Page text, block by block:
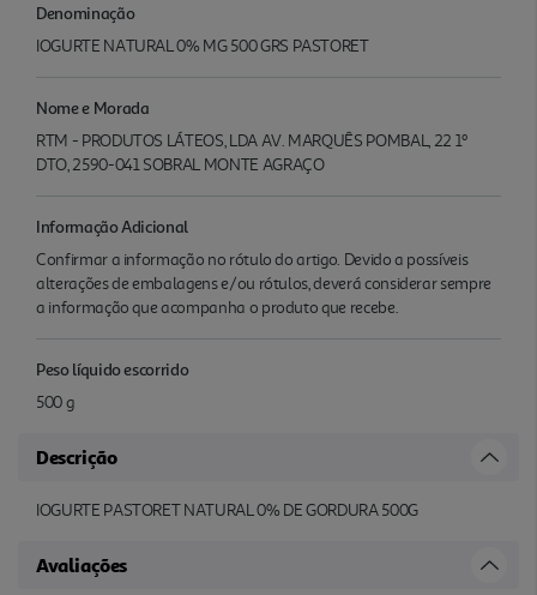
Denominação
IOGURTE NATURAL 0% MG 500 GRS PASTORET
Nome e Morada
RTM - PRODUTOS LÁTEOS, LDA AV. MARQUÊS POMBAL, 22 1º
DTO, 2590-041 SOBRAL MONTE AGRAÇO
Informação Adicional
Confirmar a informação no rótulo do artigo. Devido a possíveis
alterações de embalagens e/ou rótulos, deverá considerar sempre
a informação que acompanha o produto que recebe.
Peso líquido escorrido
500 g
Descrição
IOGURTE PASTORET NATURAL 0% DE GORDURA 500G
Avaliações